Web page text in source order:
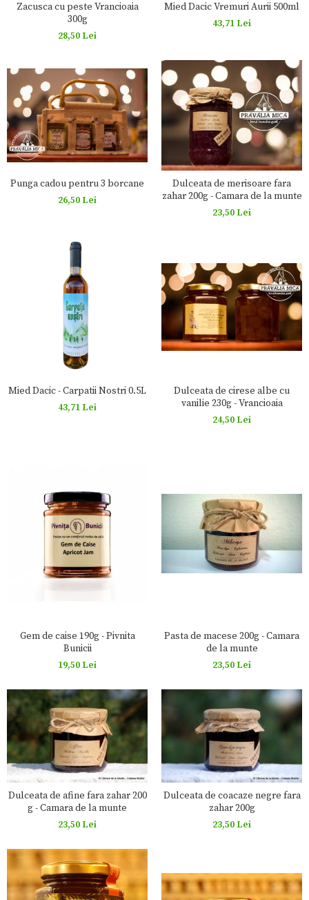
Zacusca cu peste Vrancioaia
300g
28,50 Lei
Mied Dacic Vremuri Aurii 500ml
43,71 Lei
Punga cadou pentru 3 borcane
26,50 Lei
Dulceata de merisoare fara
zahar 200g - Camara de la munte
23,50 Lei
Mied Dacic - Carpatii Nostri 0.5L
43,71 Lei
Dulceata de cirese albe cu
vanilie 230g - Vrancioaia
24,50 Lei
Gem de caise 190g - Pivnita
Bunicii
19,50 Lei
Pasta de macese 200g - Camara
de la munte
23,50 Lei
Dulceata de afine fara zahar 200
g - Camara de la munte
23,50 Lei
Dulceata de coacaze negre fara
zahar 200g
23,50 Lei